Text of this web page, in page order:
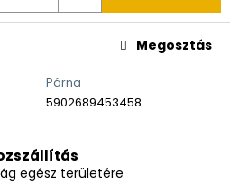
Párna
5902689453458
Megosztás
egész területére